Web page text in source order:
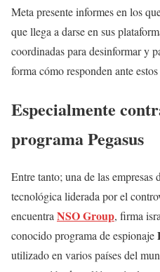
Meta presente informes en los
que llega a darse en sus
coordinadas para desinformar y
forma cómo responden ante
Especialmente
programa Pegasus
Entre tanto; una de las empresas
tecnológica liderada por el
encuentraNSO Group, firma
conocido programa de espionaje
utilizado en varios países del